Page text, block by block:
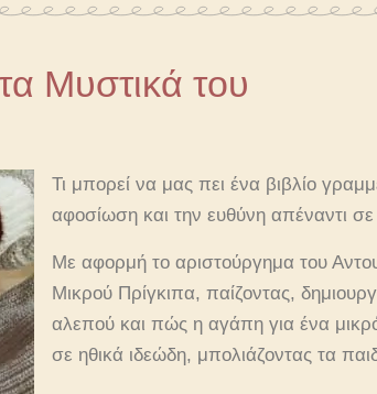
Μυστικά του
Τι μπορεί να μας πει ένα βιβλίο
αφοσίωση και την ευθύνη απέναντι
Με αφορμή το αριστούργημα του
Μικρού Πρίγκιπα, παίζοντας,
αλεπού και πώς η αγάπη για ένα
σε ηθικά ιδεώδη, μπολιάζοντας τα